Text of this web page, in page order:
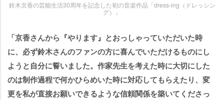
鈴木京香の芸能生活30周年を記念した初の音楽作品「dress-ing（ドレッシン
グ）」
「京香さんから『やります』とおっしゃっていただいた時
に、必ず鈴木さんのファンの方に喜んでいただけるものにし
ようと自分に誓いました。作家先生を考えた時に大切にした
のは制作過程で何かひらめいた時に対応してもらえたり、変
更を私が直接お願いできるような信頼関係を築いてくださっ